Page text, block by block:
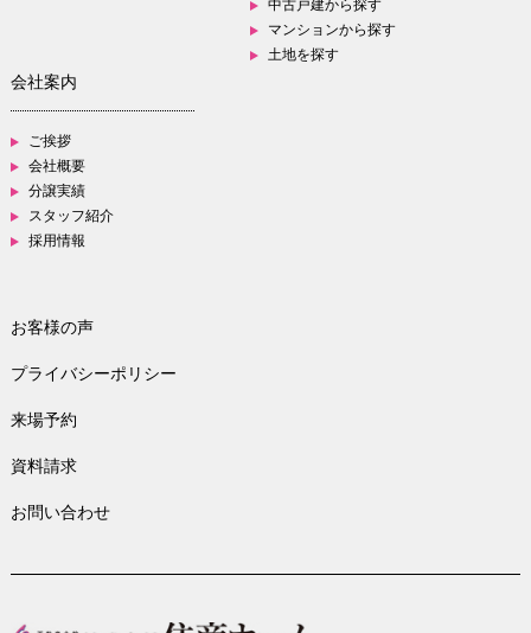
中古戸建から探す
マンションから探す
土地を探す
会社案内
ご挨拶
会社概要
分譲実績
スタッフ紹介
採用情報
お客様の声
プライバシーポリシー
来場予約
資料請求
お問い合わせ